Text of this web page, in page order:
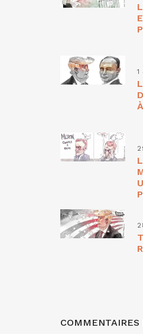
1
COMMENTAIRES